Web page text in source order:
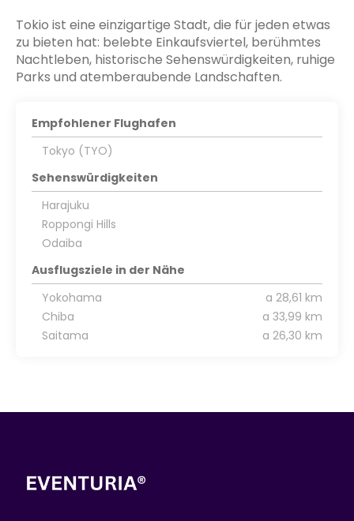
Tokio ist eine einzigartige Stadt, die für jeden etwas
zu bieten hat: belebte Einkaufsviertel, berühmtes
Nachtleben, historische Sehenswürdigkeiten, ruhige
Parks und atemberaubende Landschaften.
Empfohlener Flughafen
Tokyo (TYO)
Sehenswürdigkeiten
Harajuku
Roppongi Hills
Odaiba
Ausflugsziele in der Nähe
Yokohama
a 28,61 km
Chiba
a 33,99 km
Saitama
a 26,30 km